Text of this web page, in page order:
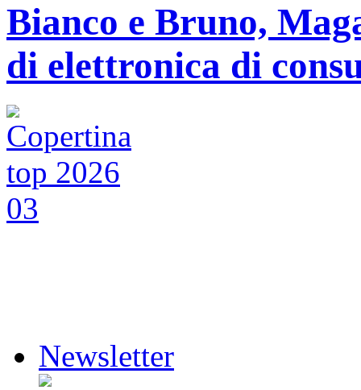
Bianco e Bruno,
di elettronica di
Newsletter